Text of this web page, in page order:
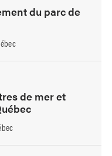
du parc de
de mer et